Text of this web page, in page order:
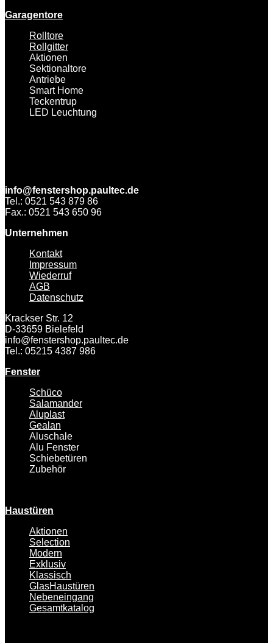
Garagentore
Rolltore
Rollgitter
Aktionen
Sektionaltore
Antriebe
Smart Home
Teckentrup
LED Leuchtung
info@fenstershop.paultec.de
Tel.: 0521 543 879 86
Fax.: 0521 543 650 96
Unternehmen
Kontakt
Impressum
Wiederruf
AGB
Datenschutz
Krackser Str. 12
D-33659 Bielefeld
info@fenstershop.paultec.de
Tel.: 05215 4387 986
Fenster
Schüco
Salamander
Aluplast
Gealan
Aluschale
Alu Fenster
Schiebetüren
Zubehör
Haustüren
Aktionen
Selection
Modern
Exklusiv
Klassisch
GlasHaustüren
Nebeneingang
Gesamtkatalog